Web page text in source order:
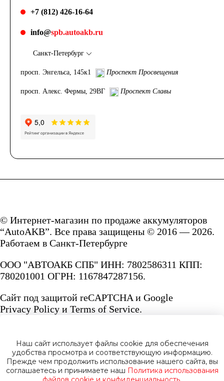
+7 (812) 426-16-64
info@spb.autoakb.ru
Санкт-Петербург
просп. Энгельса, 145к1 Проспект Просвещения
просп. Алекс. Фермы, 29ВГ Проспект Славы
© Интернет-магазин по продаже аккумуляторов
“AutoAKB”. Все права защищены © 2016 — 2026.
Работаем в Санкт-Петербурге
ООО "АВТОАКБ СПБ" ИНН: 7802586311 КПП:
780201001 ОГРН: 1167847287156.
Сайт под защитой reCAPTCHA и Google
Privacy Policy и Terms of Service.
Политика конфиденциальности
Наш сайт использует файлы cookie для обеспечения
удобства просмотра и соответствующую информацию.
Прежде чем продолжить использование нашего сайта, вы
соглашаетесь и принимаете наш Политика использования